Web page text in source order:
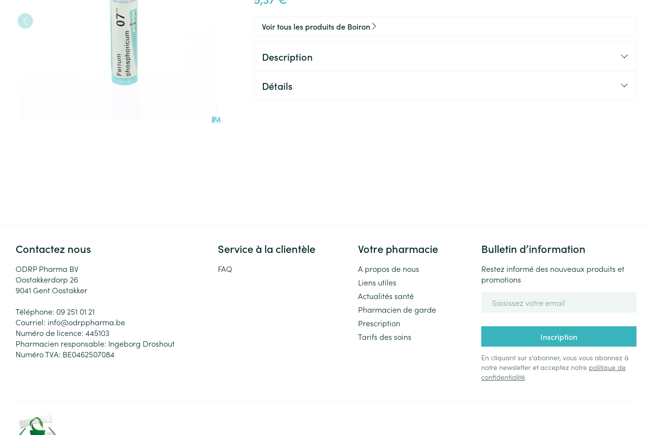
Voir tous les produits de Boiron
Description
Détails
Contactez nous
ODRP Pharma BV
Oostakkerdorp 26
9041 Gent Oostakker
Téléphone: 09 251 01 21
Courriel: info@odrppharma.be
Numéro de licence: 445103
Pharmacien responsable: Ingeborg Droshout
Numéro TVA: BE0462507084
Service à la clientèle
FAQ
Votre pharmacie
A propos de nous
Liens utiles
Actualités santé
Pharmacien de garde
Prescription
Tarifs des soins
Bulletin d’information
Restez informé des nouveaux produits et
promotions
Inscription
En cliquant sur s'abonner, vous vous abonnez à
notre newsletter et acceptez notre politique de
confidentialité.